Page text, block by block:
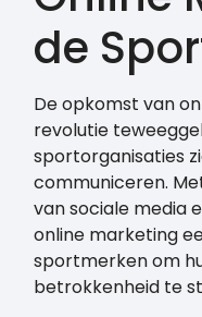
de
De opkomst van
revolutie
sportorganisaties
communiceren.
van sociale media
online marketing
sportmerken om
betrokkenheid te